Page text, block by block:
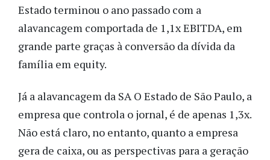
Estado terminou o ano passado com a
alavancagem comportada de 1,1x EBITDA, em
grande parte graças à conversão da dívida da
família em equity.
Já a alavancagem da SA O Estado de São Paulo, a
empresa que controla o jornal, é de apenas 1,3x.
Não está claro, no entanto, quanto a empresa
gera de caixa, ou as perspectivas para a geração